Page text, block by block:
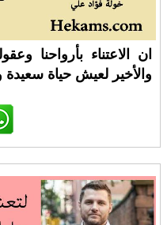
ان الاعتناء بأرواحنا
والأخير لعيش حياة